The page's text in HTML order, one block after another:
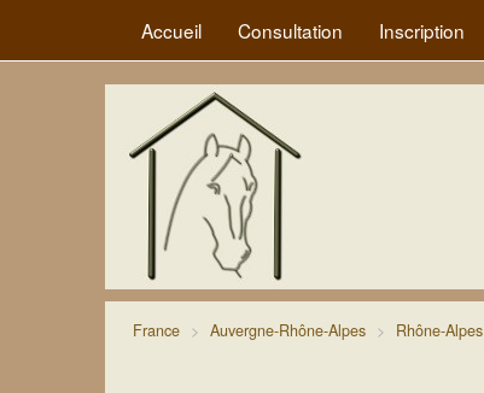
Accueil Consultation Inscription
France Auvergne-Rhône-Alpes Rhône-Alpes